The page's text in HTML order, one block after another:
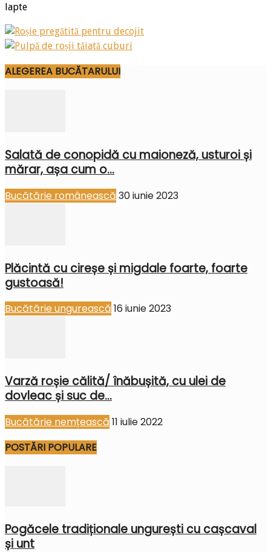
lapte
ALEGEREA BUCĂTARULUI
Salată de conopidă cu maioneză, usturoi și
mărar, așa cum o...
Bucătărie românească 30 iunie 2023
Plăcintă cu cireșe și migdale foarte, foarte
gustoasă!
Bucătărie ungurească 16 iunie 2023
Varză roșie călită/ înăbușită, cu ulei de
dovleac și suc de...
Bucătărie nemțească 11 iulie 2022
POSTĂRI POPULARE
Pogăcele tradiționale ungurești cu cașcaval
și unt